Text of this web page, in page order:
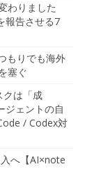
わりました
報告させる7
もりでも海外
塞ぐ
クは「成
ジェントの自
/ Codex対
へ【AI×note